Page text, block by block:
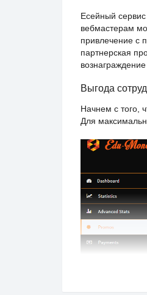
Есейный
вебмастерам
привлечение с
партнерская
Выгода
Начнем с того,
Для